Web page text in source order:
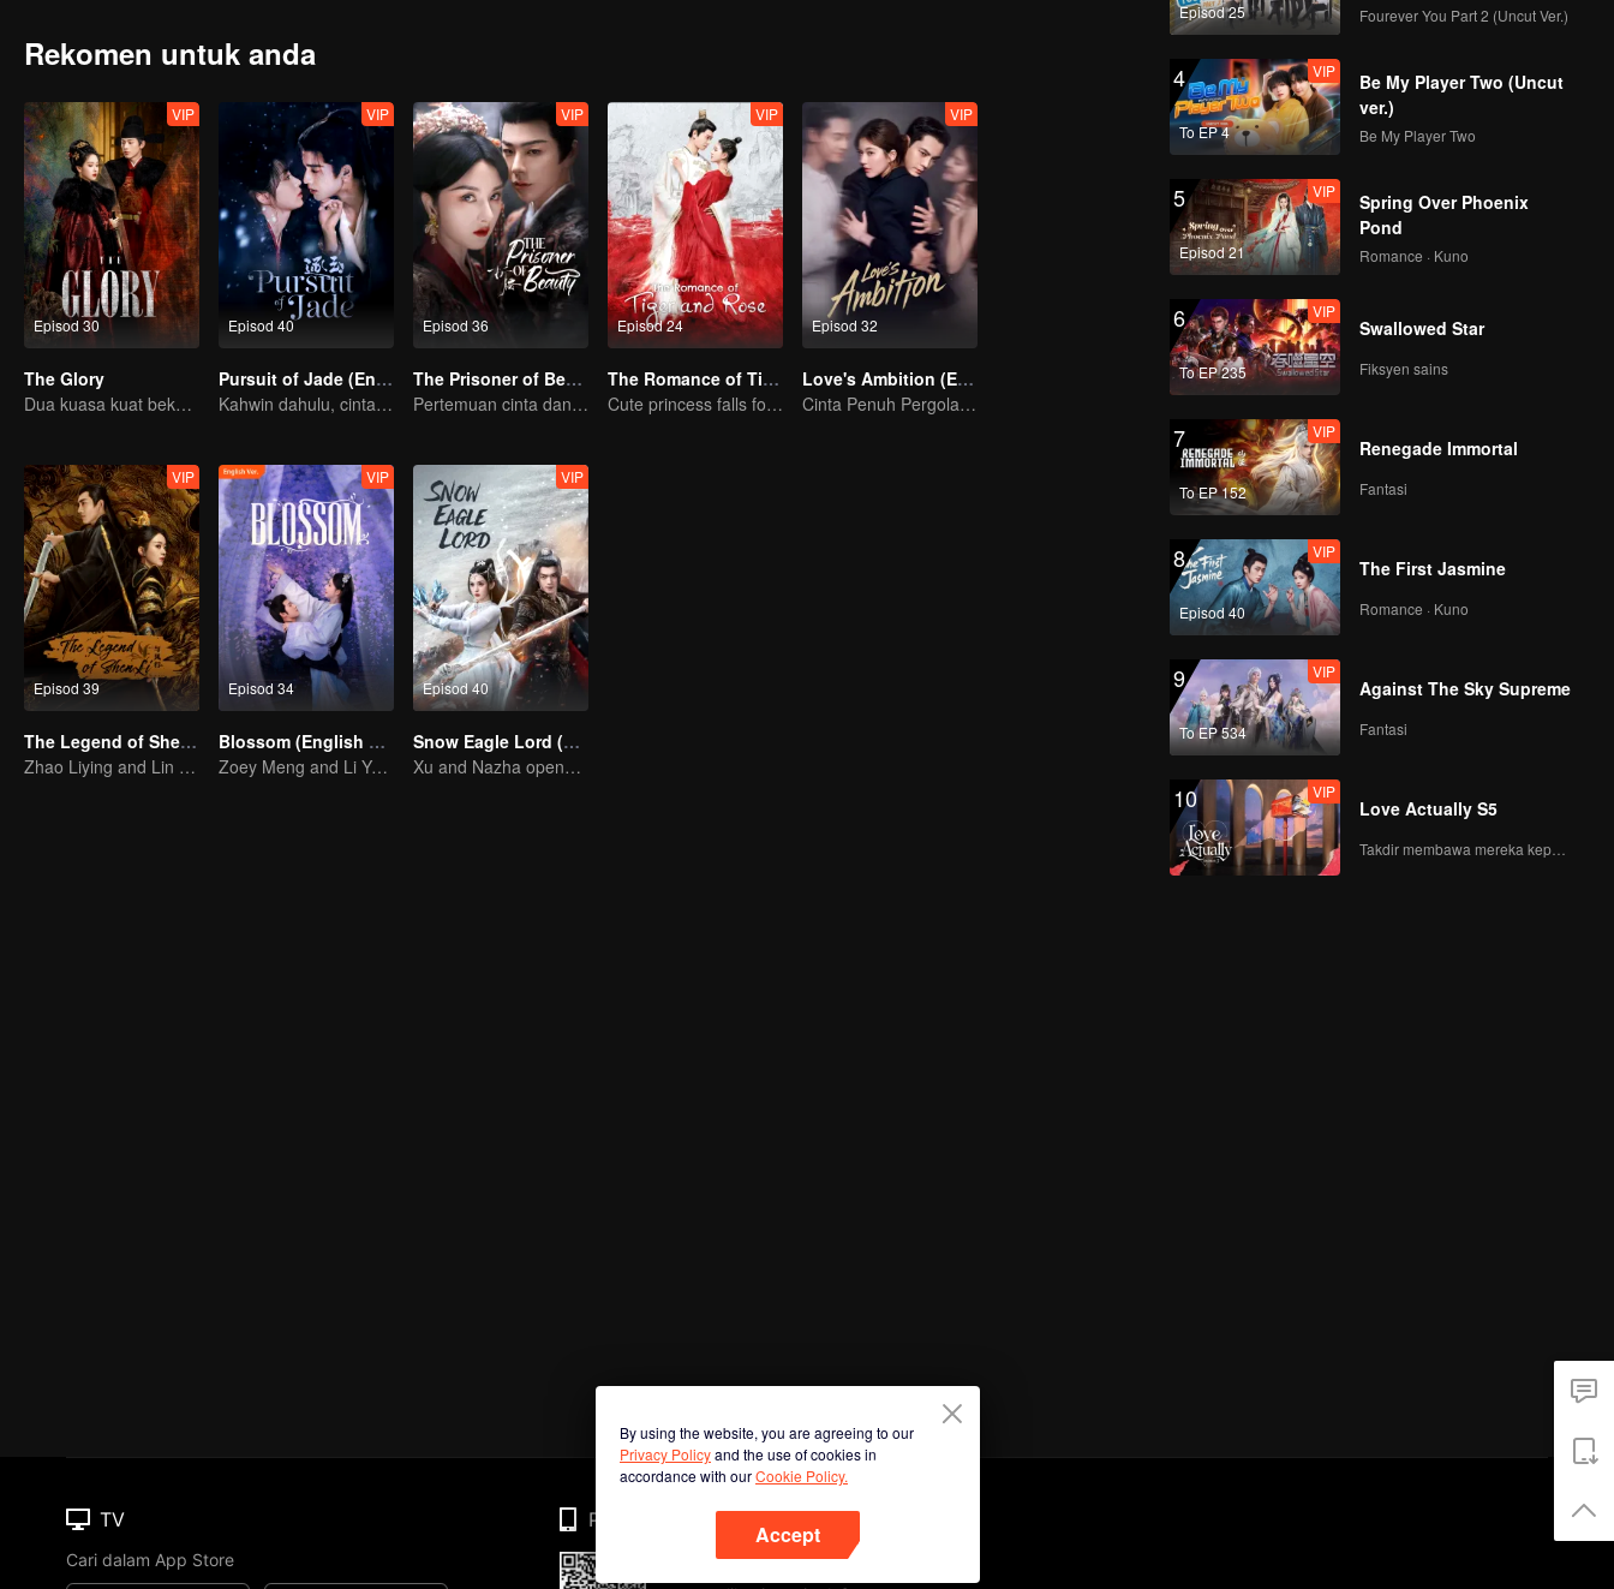
Rekomen untuk anda
Episod 30
VIP
The Glory
Dua kuasa kuat bekerjasama untuk memecahkan kebuntuan
Episod 40
VIP
Pursuit of Jade (English Ver.)
Kahwin dahulu, cinta kemudian!
Episod 36
VIP
The Prisoner of Beauty(English Ver)
Pertemuan cinta dan dendam Song Zu’er dan Liu Yuning!
Episod 24
VIP
The Romance of Tiger and Rose (Thai Ver.)
Cute princess falls for the tsundere prince
Episod 32
VIP
Love's Ambition (English Ver.)
Cinta Penuh Pergolakan Zhao Lusi dan Chen Weiting
Episod 39
VIP
The Legend of ShenLi
Zhao Liying and Lin Gengxin Cooperate Again
Episod 34
VIP
Blossom (English Ver.)
Zoey Meng and Li Yunrui's Love Journey
Episod 40
VIP
Snow Eagle Lord (English Ver.)
Xu and Nazha opens the world of hot-blooded transcendence
Episod 25 Fourever You Part 2 (Uncut Ver.)
4
To EP 4
VIP
Be My Player Two (Uncut
ver.)
Be My Player Two
5
Episod 21
VIP
Spring Over Phoenix
Pond
Romance · Kuno
6
To EP 235
VIP
Swallowed Star
Fiksyen sains
7
To EP 152
VIP
Renegade Immortal
Fantasi
8
Episod 40
VIP
The First Jasmine
Romance · Kuno
9
To EP 534
VIP
Against The Sky Supreme
Fantasi
10 VIP
Love Actually S5
Takdir membawa mereka kepada cinta yang tulus!
By using the website, you are agreeing to our
Privacy Policyand the use of cookies in
accordance with ourCookie Policy.
Accept
TV
Cari dalam App Store
Phone